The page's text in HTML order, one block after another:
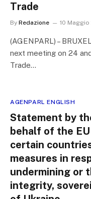
Trade
By Redazione 10 Maggio
(AGENPARL) –
next meeting on 24
Trade…
AGENPARL ENGLISH
Statement by
behalf of the
certain
measures in
undermining or
integrity,